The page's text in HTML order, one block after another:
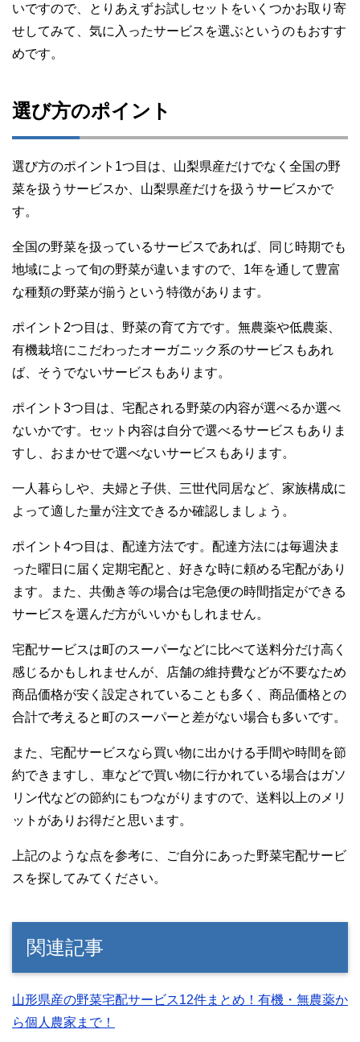
いですので、とりあえずお試しセットをいくつかお取り寄
せしてみて、気に入ったサービスを選ぶというのもおすす
めです。
選び方のポイント
選び方のポイント1つ目は、山梨県産だけでなく全国の野
菜を扱うサービスか、山梨県産だけを扱うサービスかで
す。
全国の野菜を扱っているサービスであれば、同じ時期でも
地域によって旬の野菜が違いますので、1年を通して豊富
な種類の野菜が揃うという特徴があります。
ポイント2つ目は、野菜の育て方です。無農薬や低農薬、
有機栽培にこだわったオーガニック系のサービスもあれ
ば、そうでないサービスもあります。
ポイント3つ目は、宅配される野菜の内容が選べるか選べ
ないかです。セット内容は自分で選べるサービスもありま
すし、おまかせで選べないサービスもあります。
一人暮らしや、夫婦と子供、三世代同居など、家族構成に
よって適した量が注文できるか確認しましょう。
ポイント4つ目は、配達方法です。配達方法には毎週決ま
った曜日に届く定期宅配と、好きな時に頼める宅配があり
ます。また、共働き等の場合は宅急便の時間指定ができる
サービスを選んだ方がいいかもしれません。
宅配サービスは町のスーパーなどに比べて送料分だけ高く
感じるかもしれませんが、店舗の維持費などが不要なため
商品価格が安く設定されていることも多く、商品価格との
合計で考えると町のスーパーと差がない場合も多いです。
また、宅配サービスなら買い物に出かける手間や時間を節
約できますし、車などで買い物に行かれている場合はガソ
リン代などの節約にもつながりますので、送料以上のメリ
ットがありお得だと思います。
上記のような点を参考に、ご自分にあった野菜宅配サービ
スを探してみてください。
関連記事
山形県産の野菜宅配サービス12件まとめ！有機・無農薬か
ら個人農家まで！